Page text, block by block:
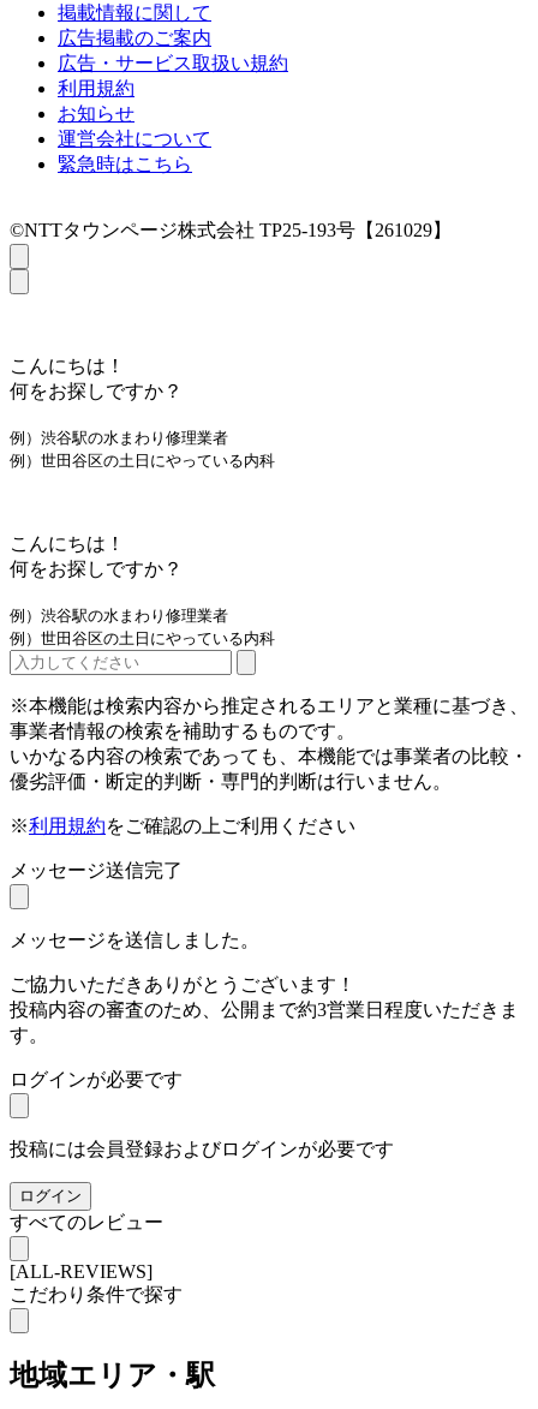
掲載情報に関して
広告掲載のご案内
広告・サービス取扱い規約
利用規約
お知らせ
運営会社について
緊急時はこちら
©NTTタウンページ株式会社 TP25-193号【261029】
こんにちは！
何をお探しですか？
例）渋谷駅の水まわり修理業者
例）世田谷区の土日にやっている内科
こんにちは！
何をお探しですか？
例）渋谷駅の水まわり修理業者
例）世田谷区の土日にやっている内科
※本機能は検索内容から推定されるエリアと業種に基づき、
事業者情報の検索を補助するものです。
いかなる内容の検索であっても、本機能では事業者の比較・
優劣評価・断定的判断・専門的判断は行いません。
※利用規約をご確認の上ご利用ください
メッセージ送信完了
メッセージを送信しました。
ご協力いただきありがとうございます！
投稿内容の審査のため、公開まで約3営業日程度いただきま
す。
ログインが必要です
投稿には会員登録およびログインが必要です
ログイン
すべてのレビュー
[ALL-REVIEWS]
こだわり条件で探す
地域エリア・駅